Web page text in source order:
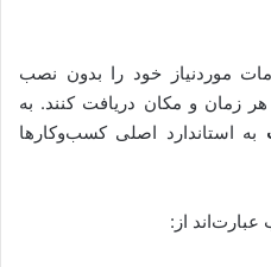
موردنیاز خود را بدون نصب
زمان و مکان دریافت کنند. به
به استاندارد اصلی کسب‌وکارها
از: